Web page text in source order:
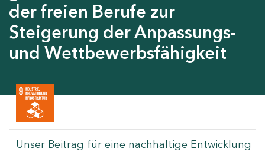
der freien Berufe zur
Steigerung der Anpassungs-
und Wettbewerbsfähigkeit
Unser Beitrag für eine nachhaltige Entwicklung